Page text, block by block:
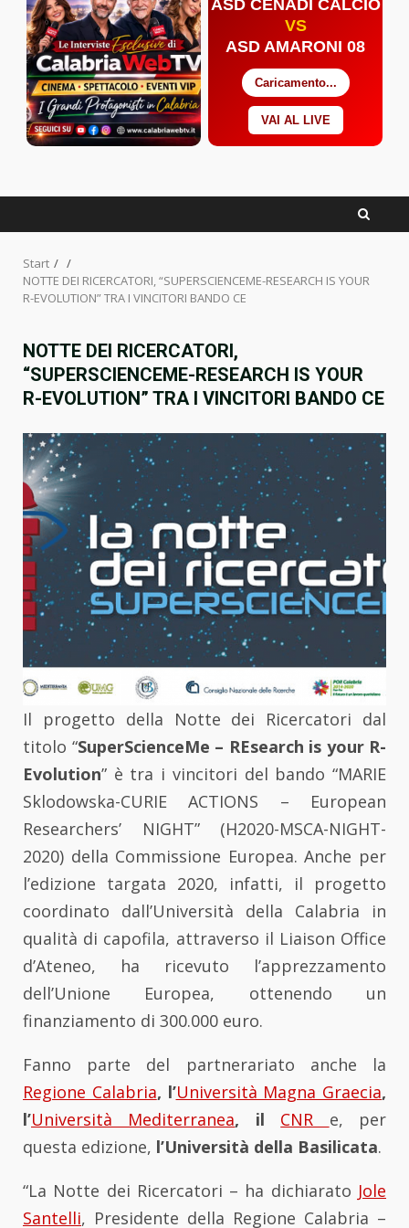
ASD CENADI CALCIO
VS
ASD AMARONI 08
Caricamento...
VAI AL LIVE
Start
NOTTE DEI RICERCATORI, “SUPERSCIENCEME-RESEARCH IS YOUR
R-EVOLUTION” TRA I VINCITORI BANDO CE
NOTTE DEI RICERCATORI,
“SUPERSCIENCEME-RESEARCH IS YOUR
R-EVOLUTION” TRA I VINCITORI BANDO CE
Il progetto della Notte dei Ricercatori dal
titolo “SuperScienceMe – REsearch is your R-
Evolution” è tra i vincitori del bando “MARIE
Sklodowska-CURIE ACTIONS – European
Researchers’ NIGHT” (H2020-MSCA-NIGHT-
2020) della Commissione Europea.Anche per
l’edizione targata 2020, infatti, il progetto
coordinato dall’Università della Calabria in
qualità di capofila, attraverso il Liaison Office
d’Ateneo, ha ricevuto l’apprezzamento
dell’Unione Europea, ottenendo un
finanziamento di 300.000 euro.
Fanno parte del partnerariato anche la
Regione Calabria, l’Università Magna Graecia,
l’Università Mediterranea, il CNR e, per
questa edizione, l’Università della Basilicata.
“La Notte dei Ricercatori – ha dichiarato Jole
Santelli, Presidente della Regione Calabria –